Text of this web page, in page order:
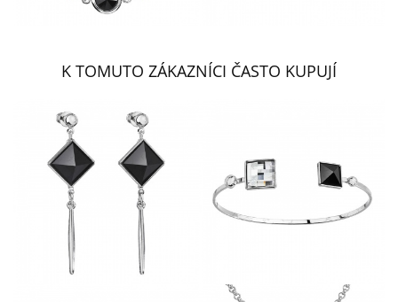
K TOMUTO ZÁKAZNÍCI ČASTO KUPUJÍ